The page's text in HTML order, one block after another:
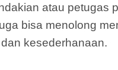
atau petugas
bisa menolong
kesederhanaan.